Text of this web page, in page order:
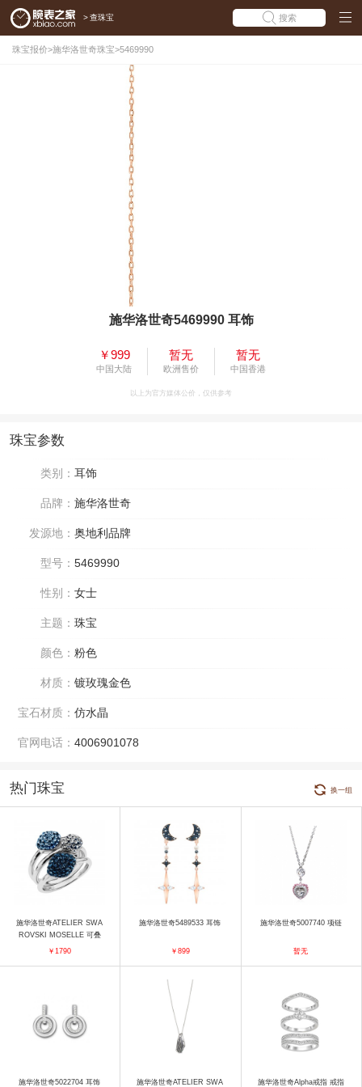
> 查珠宝 搜索
珠宝报价>施华洛世奇珠宝>5469990
施华洛世奇5469990 耳饰
￥999
中国大陆
暂无
欧洲售价
暂无
中国香港
以上为官方媒体公价，仅供参考
珠宝参数
类别： 耳饰
品牌： 施华洛世奇
发源地： 奥地利品牌
型号： 5469990
性别： 女士
主题： 珠宝
颜色： 粉色
材质： 镀玫瑰金色
宝石材质： 仿水晶
官网电话： 4006901078
热门珠宝 换一组
施华洛世奇ATELIER SWA
ROVSKI MOSELLE 可叠
戴戒指, 海蓝色, 镀钯色 戒
￥1790
施华洛世奇5489533 耳饰
￥899
施华洛世奇5007740 项链
暂无
施华洛世奇5022704 耳饰 施华洛世奇ATELIER SWA 施华洛世奇Alpha戒指 戒指